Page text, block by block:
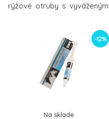
rýžové otruby s vyváženým
selenem. doplňková krmná
směs pro koněgranulepro
všechny zátěževýznamné
doplnění vlákninypodporuje
trávení a nesvalení koněbez
ovsaKrmný návodKrmivo
-12%
Na sklade